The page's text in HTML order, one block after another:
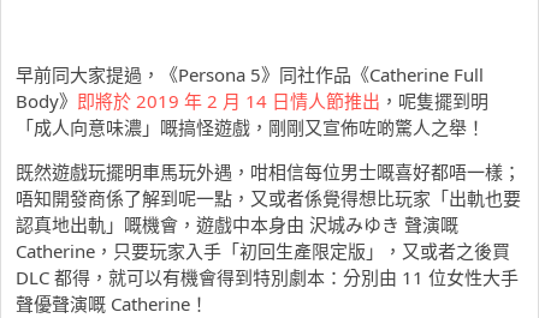
早前同大家提過，《Persona 5》同社作品《Catherine Full
Body》 即將於 2019 年 2 月 14 日情人節推出 ，呢隻擺到明
「成人向意味濃」嘅搞怪遊戲，剛剛又宣佈咗啲驚人之舉！
既然遊戲玩擺明車馬玩外遇，咁相信每位男士嘅喜好都唔一樣；
唔知開發商係了解到呢一點，又或者係覺得想比玩家「出軌也要
認真地出軌」嘅機會，遊戲中本身由 沢城みゆき 聲演嘅
Catherine，只要玩家入手「初回生產限定版」，又或者之後買
DLC 都得，就可以有機會得到特別劇本：分別由 11 位女性大手
聲優聲演嘅 Catherine！